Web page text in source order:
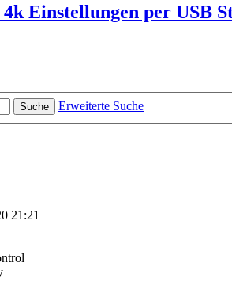
Einstellungen per USB
Suche
Erweiterte Suche
21:21